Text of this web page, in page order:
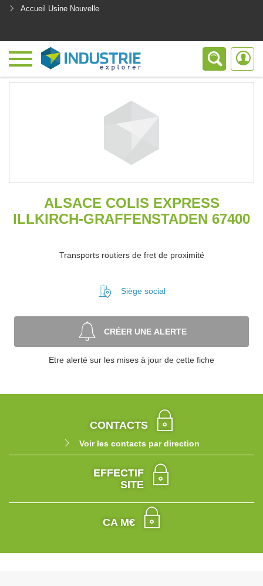
Accueil Usine Nouvelle
ALSACE COLIS EXPRESS
ILLKIRCH-GRAFFENSTADEN 67400
Transports routiers de fret de proximité
Siège social
CRÉER UNE ALERTE
Etre alerté sur les mises à jour de cette fiche
CONTACTS
Voir les contacts par direction
EFFECTIF
SITE
CA M€